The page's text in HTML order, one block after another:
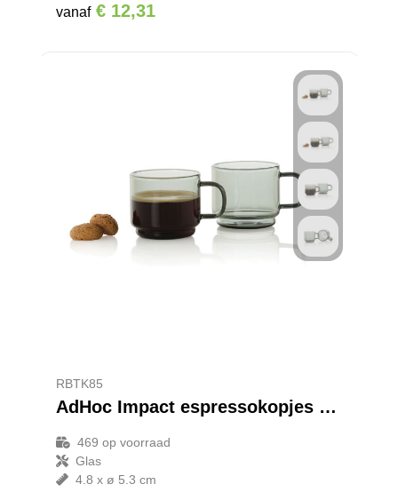
vanaf € 12,31
RBTK85
AdHoc Impact espressokopjes 70 ml, set van 2 stuks
469 op voorraad
Glas
4.8 x ø 5.3 cm